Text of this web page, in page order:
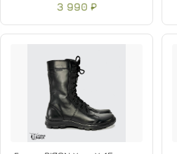
3 990 ₽